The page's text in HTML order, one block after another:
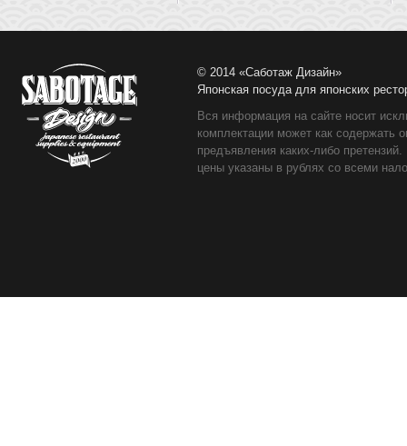
© 2014 «Саботаж Дизайн»
Японская посуда для японских
Вся информация на сайте носит
комплектации может как содержать
предъявления каких-либо
цены указаны в рублях со всеми